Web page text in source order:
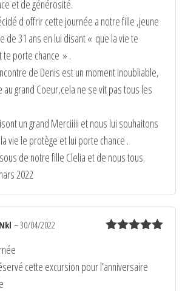
et de générosité.
d offrir cette journée a notre fille ,jeune
de 31 ans en lui disant « que la vie te
te porte chance » .
de Denis est un moment inoubliable,
au grand Coeur,cela ne se vit pas tous les
un grand Merciiiii et nous lui souhaitons
vie le protège et lui porte chance .
de notre fille Clelia et de nous tous.
2022
–30/04/2022
cette excursion pour l’anniversaire